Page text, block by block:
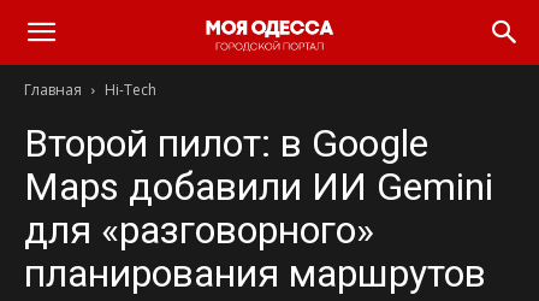
Моя
Одесса
Главная Hi-Tech
Второй пилот: в Google
Maps добавили ИИ Gemini
для «разговорного»
планирования маршрутов